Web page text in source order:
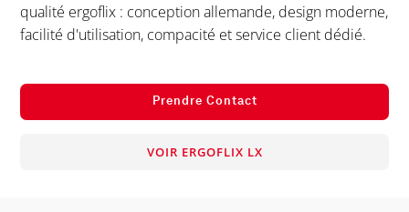
qualité ergoflix : conception allemande, design moderne,
facilité d'utilisation, compacité et service client dédié.
Prendre Contact
VOIR ERGOFLIX LX